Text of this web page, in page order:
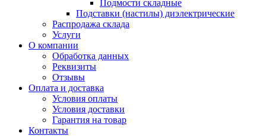
Подмости складные
Подставки (настилы) диэлектрические
Распродажа склада
Услуги
О компании
Обработка данных
Реквизиты
Отзывы
Оплата и доставка
Условия оплаты
Условия доставки
Гарантия на товар
Контакты